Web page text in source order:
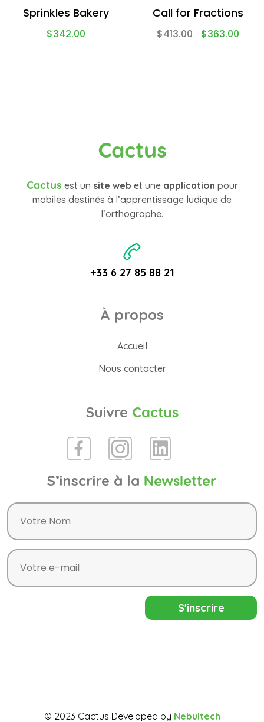
Sprinkles Bakery
$342.00
Call for Fractions
$413.00 $363.00
Cactus
Cactus est un site web et une application pour
mobiles destinés à l’apprentissage ludique de
l’orthographe.
+33 6 27 85 88 21
À propos
Accueil
Nous contacter
Suivre Cactus
S’inscrire à la Newsletter
© 2023 Cactus Developed by Nebultech